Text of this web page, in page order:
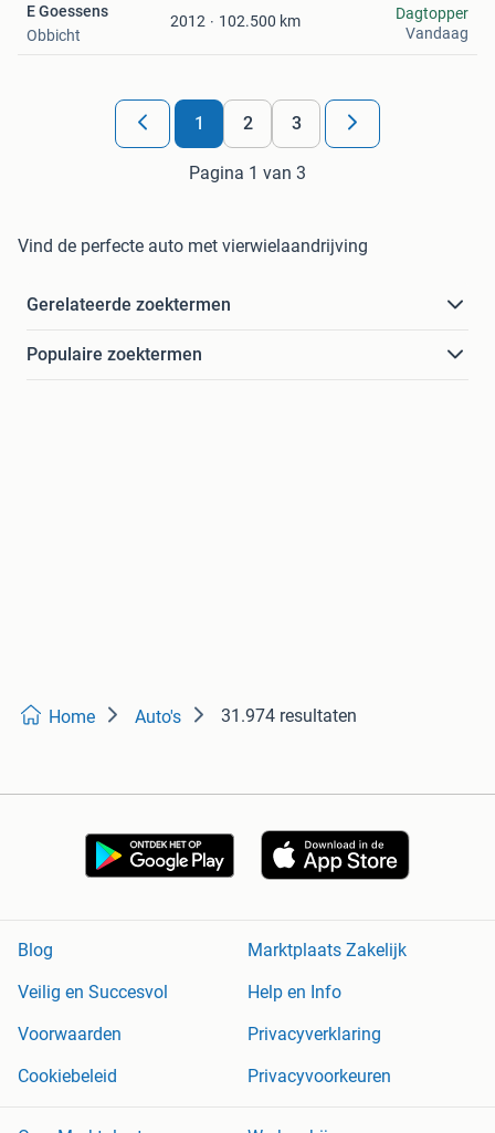
Favorieten2012 102.500 km
E Goessens
Obbicht
Dagtopper
Vandaag
1 2 3
Pagina 1 van 3
Vind de perfecte auto met vierwielaandrijving
Gerelateerde zoektermen
Populaire zoektermen
Home Auto's 31.974 resultaten
Blog
Marktplaats Zakelijk
Veilig en Succesvol
Help en Info
Voorwaarden
Privacyverklaring
Cookiebeleid
Privacyvoorkeuren